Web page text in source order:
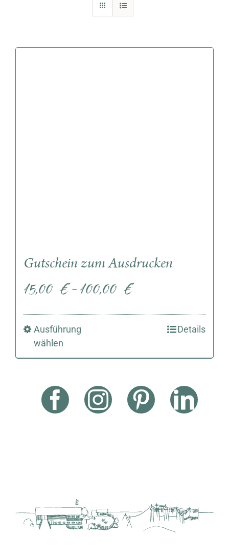
Gutschein zum Ausdrucken
15,00€ – 100,00€
Ausführung
wählen
Details